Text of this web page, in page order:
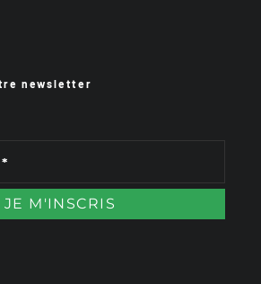
newsletter